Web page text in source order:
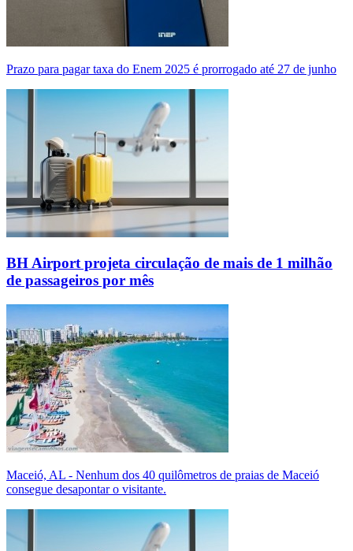
Prazo para pagar taxa do Enem 2025 é prorrogado até 27 de junho
BH Airport projeta circulação de mais de 1 milhão
de passageiros por mês
Maceió, AL - Nenhum dos 40 quilômetros de praias de Maceió
consegue desapontar o visitante.